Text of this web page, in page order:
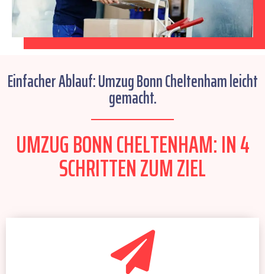
Einfacher Ablauf: Umzug Bonn Cheltenham leicht
gemacht.
UMZUG BONN CHELTENHAM: IN 4
SCHRITTEN ZUM ZIEL